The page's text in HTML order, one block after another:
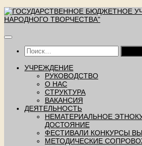
Перейти
к
Найти:
УЧРЕЖДЕНИЕ
РУКОВОДСТВО
О НАС
СТРУКТУРА
ВАКАНСИЯ
ДЕЯТЕЛЬНОСТЬ
НЕМАТЕРИАЛЬНОЕ
ДОСТОЯНИЕ
ФЕСТИВАЛИ КОНКУРСЫ
МЕТОДИЧЕСКИЕ